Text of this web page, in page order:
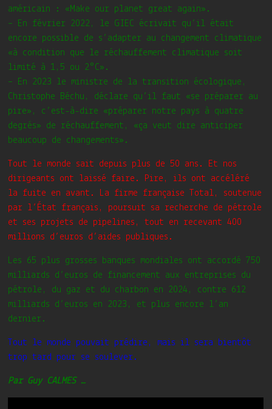
américain : «Make our planet great again».
– En février 2022, le GIEC écrivait qu’il était
encore possible de s’adapter au changement climatique
«à condition que le réchauffement climatique soit
limité à 1,5 ou 2°C».
– En 2023 le ministre de la transition écologique,
Christophe Béchu, déclare qu’il faut «se préparer au
pire», c’est-à-dire «préparer notre pays à quatre
degrés» de réchauffement, «ça veut dire anticiper
beaucoup de changements».
Tout le monde sait depuis plus de 50 ans. Et nos
dirigeants ont laissé faire. Pire, ils ont accéléré
la fuite en avant. La firme française Total, soutenue
par l’État français, poursuit sa recherche de pétrole
et ses projets de pipelines, tout en recevant 400
millions d’euros d’aides publiques.
Les 65 plus grosses banques mondiales ont accordé 750
milliards d’euros de financement aux entreprises du
pétrole, du gaz et du charbon en 2024, contre 612
milliards d’euros en 2023, et plus encore l’an
dernier.
Tout le monde pouvait prédire, mais il sera bientôt
trop tard pour se soulever.
Par Guy CALMES …